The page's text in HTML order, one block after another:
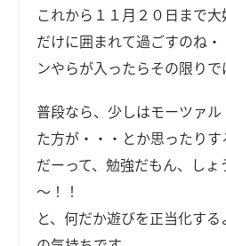
これから１１月２０日まで
だけに囲まれて過ごすのね
ンやらが入ったらその限りで
普段なら、少しはモーツァ
た方が・・・とか思ったりす
だーって、勉強だもん、しょ
～！！
と、何だか遊びを正当化す